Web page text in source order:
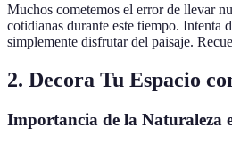
Muchos cometemos el error de llevar
cotidianas durante este tiempo. Intenta
simplemente disfrutar del paisaje.
2. Decora Tu Espacio
Importancia de la Naturaleza